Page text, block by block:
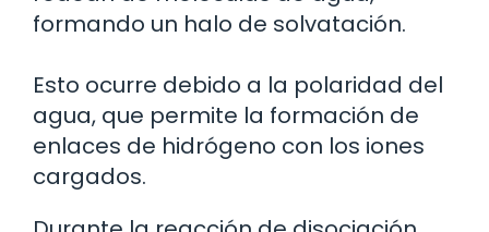
formando un halo de solvatación.
Esto ocurre debido a la polaridad del
agua, que permite la formación de
enlaces de hidrógeno con los iones
cargados.